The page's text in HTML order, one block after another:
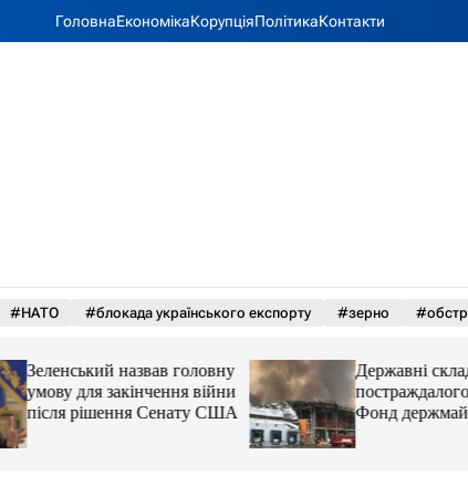
ГоловнаЕкономікаКорупціяПолітикаКонтакти
#НАТО #блокада українського експорту #зерно
Зеленський назвав головну
умову для закінчення війни
після рішення Сенату США
Державні склади
постраждалого
Фонд держмайна
завдання від